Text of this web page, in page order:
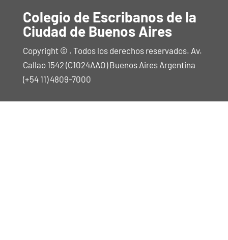
Colegio de Escribanos de la
Ciudad de Buenos Aires
Copyright © . Todos los derechos reservados. Av.
Callao 1542 (C1024AAO) Buenos Aires Argentina
(+54 11) 4809-7000